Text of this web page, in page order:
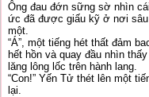
Ông đau đớn sững sờ nhìn
ức đã được giấu kỹ ở nơi sâu
một.
“Á”, một tiếng hét thất đảm
hết hồn và quay đầu nhìn
lăng lông lốc trên hành lang.
“Con!” Yến Tử thét lên một
lại.